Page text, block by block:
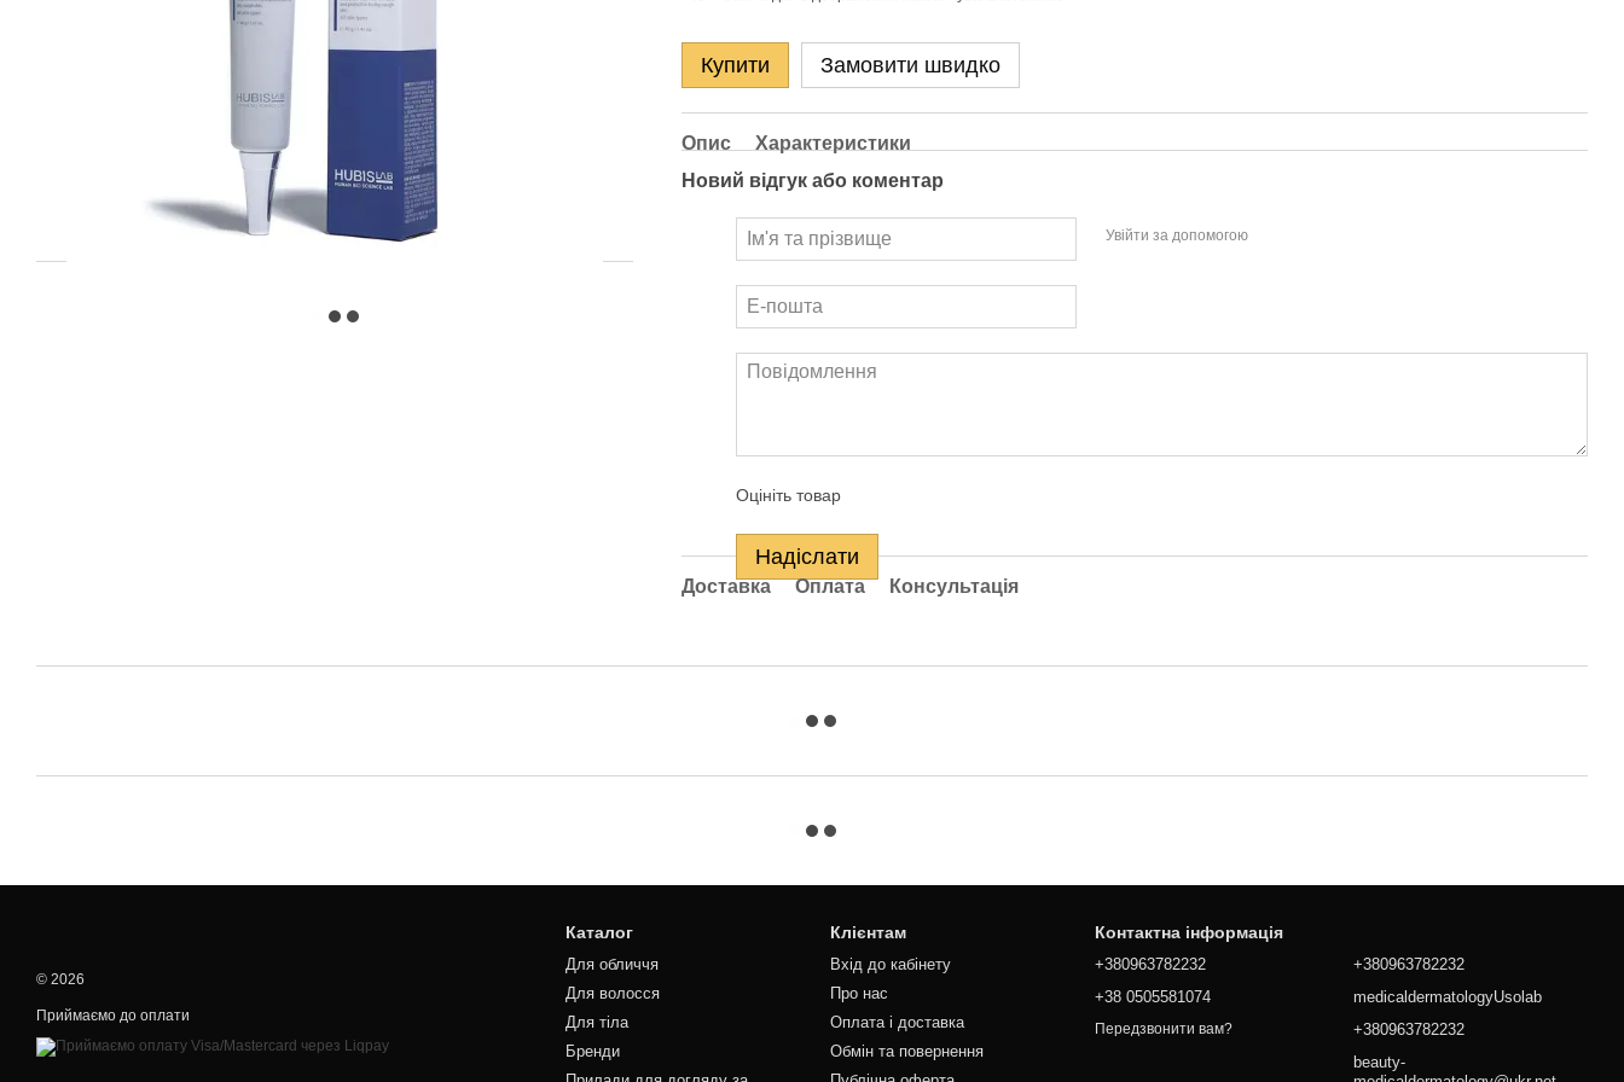
Купити Замовити швидко
Опис
Характеристики
Новий відгук або коментар
Увійти за допомогою
Оцініть товар
Надіслати
Доставка Оплата Консультація
© 2026
Приймаємо до оплати
Каталог
Для обличчя
Для волосся
Для тіла
Бренди
Клієнтам
Вхід до кабінету
Про нас
Оплата і доставка
Обмін та повернення
Контактна інформація
+380963782232
+38 0505581074
Передзвонити вам?
+380963782232
medicaldermatologyUsolab
+380963782232
beauty-